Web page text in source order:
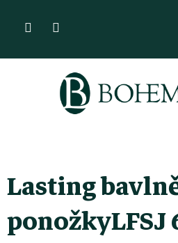
Lasting
ponožkyLFSJ